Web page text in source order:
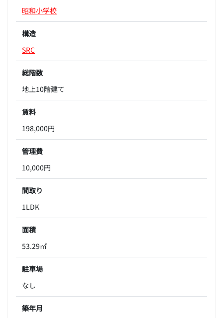
昭和小学校
構造
SRC
総階数
地上10階建て
賃料
198,000円
管理費
10,000円
間取り
1LDK
面積
53.29㎡
駐車場
なし
築年月